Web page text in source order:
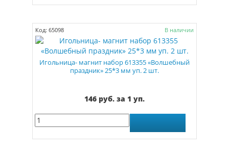
Код: 65098 В наличии
Игольница- магнит набор 613355 «Волшебный
праздник» 25*3 мм уп. 2 шт.
146 руб. за 1 уп.